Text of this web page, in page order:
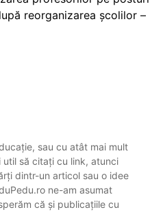
reorganizarea școlilor –
sau cu atât mai mult
să citați cu link, atunci
dintr-un articol sau o idee
ne-am asumat
că și publicațiile cu